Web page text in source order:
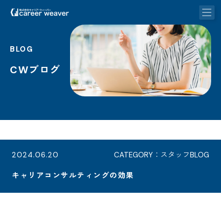
BLOG
CWブログ
2024.06.20 CATEGORY：スタッフBLOG
キャリアコンサルティングの効果